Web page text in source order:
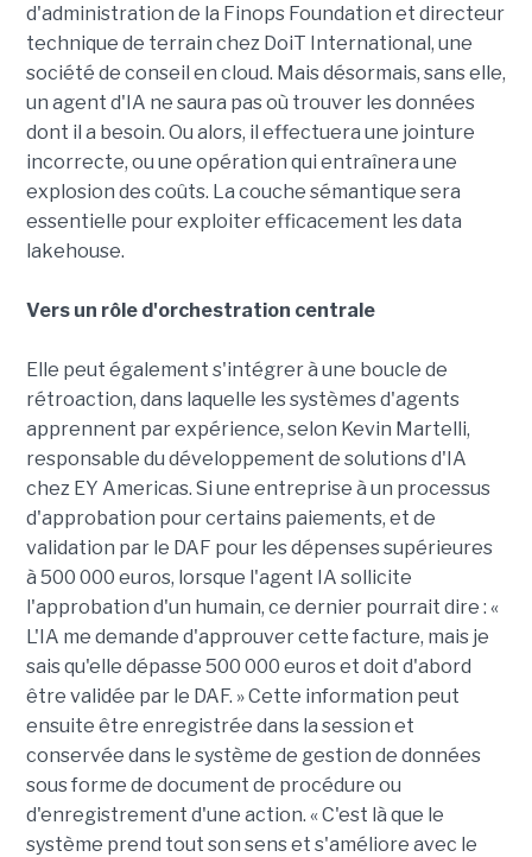
d'administration de la Finops Foundation et directeur
technique de terrain chez DoiT International, une
société de conseil en cloud. Mais désormais, sans elle,
un agent d'IA ne saura pas où trouver les données
dont il a besoin. Ou alors, il effectuera une jointure
incorrecte, ou une opération qui entraînera une
explosion des coûts. La couche sémantique sera
essentielle pour exploiter efficacement les data
lakehouse.
Vers un rôle d'orchestration centrale
Elle peut également s'intégrer à une boucle de
rétroaction, dans laquelle les systèmes d'agents
apprennent par expérience, selon Kevin Martelli,
responsable du développement de solutions d'IA
chez EY Americas. Si une entreprise à un processus
d'approbation pour certains paiements, et de
validation par le DAF pour les dépenses supérieures
à 500 000 euros, lorsque l'agent IA sollicite
l'approbation d'un humain, ce dernier pourrait dire : «
L'IA me demande d'approuver cette facture, mais je
sais qu'elle dépasse 500 000 euros et doit d'abord
être validée par le DAF. » Cette information peut
ensuite être enregistrée dans la session et
conservée dans le système de gestion de données
sous forme de document de procédure ou
d'enregistrement d'une action. « C'est là que le
système prend tout son sens et s'améliore avec le